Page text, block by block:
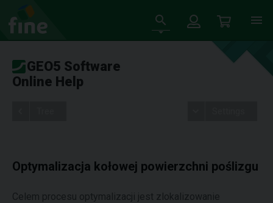
GEO5 Software
Online Help
Optymalizacja kołowej powierzchni poślizgu
Celem procesu optymalizacji jest zlokalizowanie